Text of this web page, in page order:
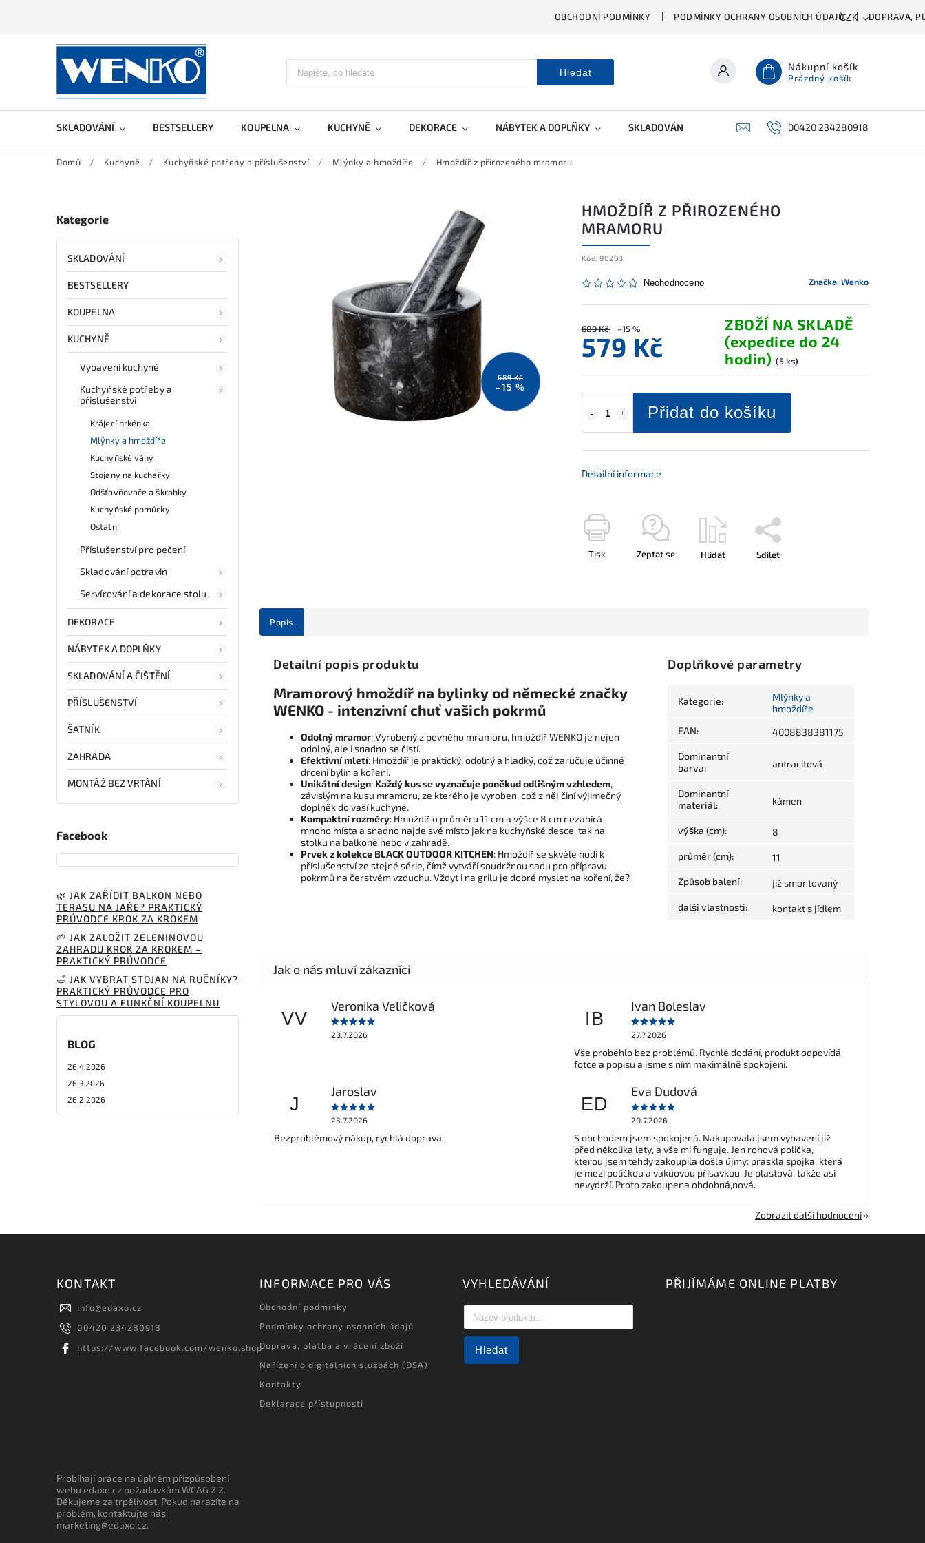
OBCHODNÍ PODMÍNKY PODMÍNKY OCHRANY OSOBNÍCH ÚDAJŮ DOPRAVA,
CZK
Hledat Nákupní košík
Prázdný košík
SKLADOVÁNÍ BESTSELLERY KOUPELNA KUCHYNĚ DEKORACE NÁBYTEK A DOPLŇKY SKLADOVÁNÍ A ČIŠTĚNÍ PŘÍSLUŠENSTVÍ
00420 234280918
Domů / Kuchyně / Kuchyňské potřeby a příslušenství / Mlýnky a hmoždíře / Hmoždíř z přirozeného mramoru
Kategorie
SKLADOVÁNÍ
BESTSELLERY
KOUPELNA
KUCHYNĚ
Vybavení kuchyně
Kuchyňské potřeby a
příslušenství
Krájecí prkénka
Mlýnky a hmoždíře
Kuchyňské váhy
Stojany na kuchařky
Odšťavňovače a škrabky
Kuchyňské pomůcky
Ostatni
Příslušenství pro pečení
Skladování potravin
Servírování a dekorace stolu
DEKORACE
NÁBYTEK A DOPLŇKY
SKLADOVÁNÍ A ČIŠTĚNÍ
PŘÍSLUŠENSTVÍ
ŠATNÍK
ZAHRADA
MONTÁŽ BEZ VRTÁNÍ
Facebook
🌿 JAK ZAŘÍDIT BALKON NEBO
TERASU NA JAŘE? PRAKTICKÝ
PRŮVODCE KROK ZA KROKEM
🌱 JAK ZALOŽIT ZELENINOVOU
ZAHRADU KROK ZA KROKEM –
PRAKTICKÝ PRŮVODCE
🛁 JAK VYBRAT STOJAN NA RUČNÍKY?
PRAKTICKÝ PRŮVODCE PRO
STYLOVOU A FUNKČNÍ KOUPELNU
BLOG
26.4.2026
26.3.2026
26.2.2026
689 Kč
–15 %
HMOŽDÍŘ Z PŘIROZENÉHO
MRAMORU
Kód: 90203
Neohodnoceno Značka:Wenko
689 Kč –15 %
579 Kč
ZBOŽÍ NA SKLADĚ
(expedice do 24
hodin) (5 ks)
Přidat do košíku
Detailní informace
Tisk Zeptat se Hlídat Sdílet
Popis
Detailní popis produktu
Mramorový hmoždíř na bylinky od německé značky
WENKO - intenzivní chuť vašich pokrmů
Odolný mramor: Vyrobený z pevného mramoru, hmoždíř WENKO je nejen
odolný, ale i snadno se čistí.
Efektivní mletí: Hmoždíř je praktický, odolný a hladký, což zaručuje účinné
drcení bylin a koření.
Unikátní design: Každý kus se vyznačuje poněkud odlišným vzhledem,
závislým na kusu mramoru, ze kterého je vyroben, což z něj činí výjimečný
doplněk do vaší kuchyně.
Kompaktní rozměry: Hmoždíř o průměru 11 cm a výšce 8 cm nezabírá
mnoho místa a snadno najde své místo jak na kuchyňské desce, tak na
stolku na balkoně nebo v zahradě.
Prvek z kolekce BLACK OUTDOOR KITCHEN: Hmoždíř se skvěle hodí k
příslušenství ze stejné série, čímž vytváří soudržnou sadu pro přípravu
pokrmů na čerstvém vzduchu. Vždyť i na grilu je dobré myslet na koření, že?
Doplňkové parametry
Kategorie:
Mlýnky a
hmoždíře
EAN: 4008838381175
Dominantní
barva: antracitová
Dominantní
materiál: kámen
výška (cm): 8
průměr (cm): 11
Způsob balení: již smontovaný
další vlastnosti: kontakt s jídlem
VV
Veronika Veličková
28.7.2026
IB
Ivan Boleslav
27.7.2026
Vše proběhlo bez problémů. Rychlé dodání, produkt odpovídá
fotce a popisu a jsme s ním maximálně spokojeni.
J
Jaroslav
23.7.2026
Bezproblémový nákup, rychlá doprava.
ED
Eva Dudová
20.7.2026
S obchodem jsem spokojená. Nakupovala jsem vybavení již
před několika lety, a vše mi funguje. Jen rohová polička,
kterou jsem tehdy zakoupila došla újmy: praskla spojka, která
je mezi poličkou a vakuovou přísavkou. Je plastová, takže asi
nevydrží. Proto zakoupena obdobná,nová.
Zobrazit další hodnocení
KONTAKT
info@edaxo.cz
00420 234280918
https://www.facebook.com/wenko.shop
INFORMACE PRO VÁS
Obchodní podmínky
Podmínky ochrany osobních údajů
Doprava, platba a vrácení zboží
Nařízení o digitálních službách (DSA)
Kontakty
Deklarace přístupnosti
VYHLEDÁVÁNÍ
Hledat
PŘIJÍMÁME ONLINE PLATBY
Probíhají práce na úplném přizpůsobení
webu edaxo.cz požadavkům WCAG 2.2.
Děkujeme za trpělivost. Pokud narazíte na
problém, kontaktujte nás:
marketing@edaxo.cz.